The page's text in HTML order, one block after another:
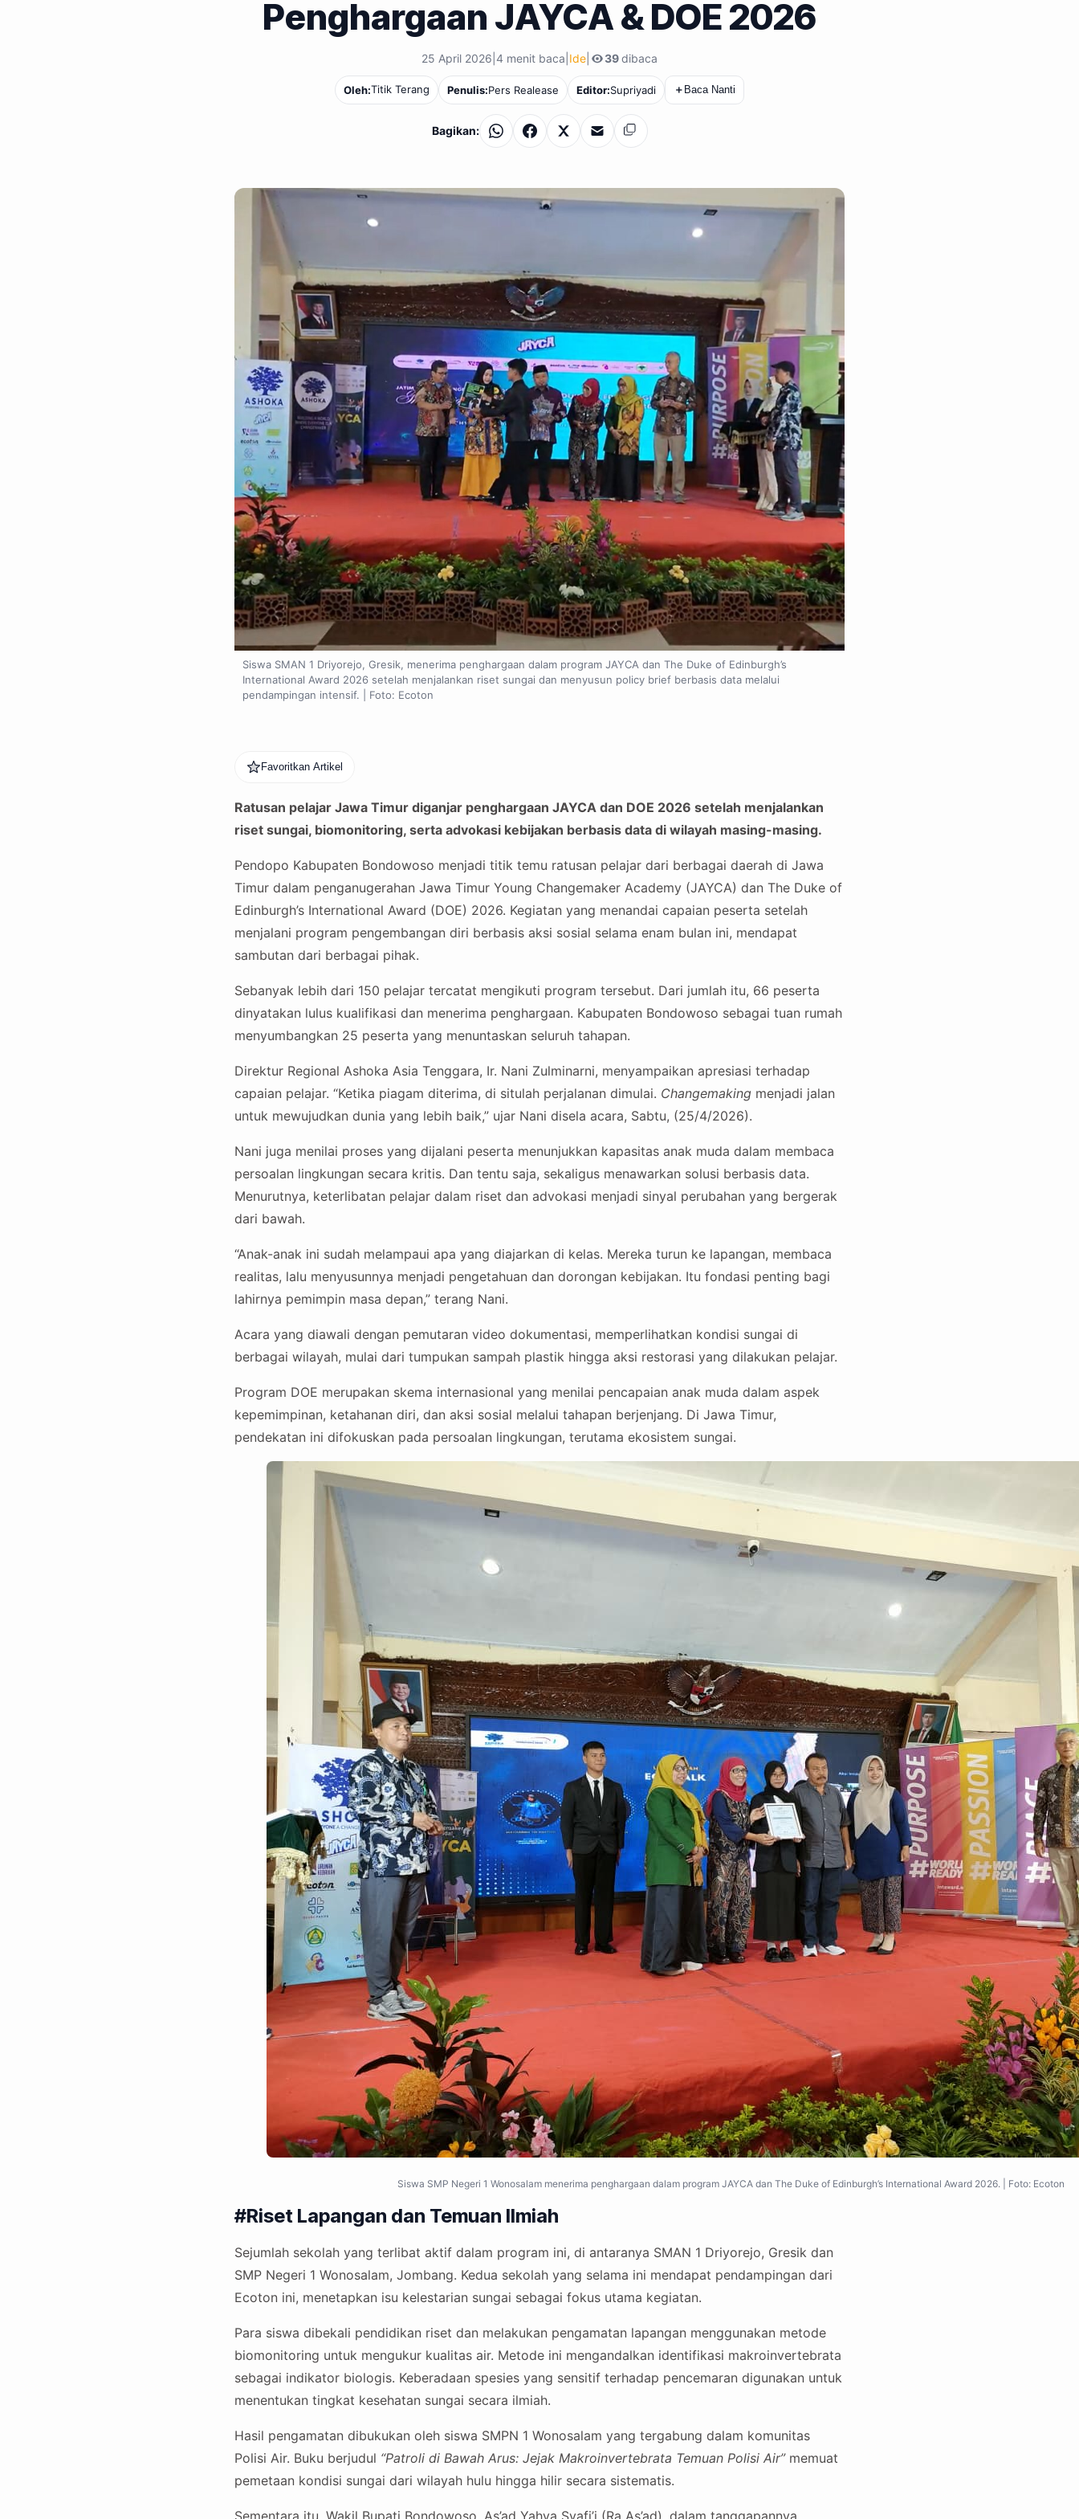
Penghargaan JAYCA & DOE 2026
25 April 2026 4 menit baca Ide| 39 dibaca
Oleh:Titik Terang Penulis:Pers Realease Editor:Supriyadi ＋ Baca Nanti
Bagikan: WhatsAppFacebook
X EmailSalin
Siswa SMAN 1 Driyorejo, Gresik, menerima penghargaan dalam program JAYCA dan The Duke of Edinburgh’s
International Award 2026 setelah menjalankan riset sungai dan menyusun policy brief berbasis data melalui
pendampingan intensif. | Foto: Ecoton
Favoritkan Artikel
Ratusan pelajar Jawa Timur diganjar penghargaan JAYCA dan DOE 2026 setelah menjalankan
riset sungai, biomonitoring, serta advokasi kebijakan berbasis data di wilayah masing-masing.
Pendopo Kabupaten Bondowoso menjadi titik temu ratusan pelajar dari berbagai daerah di Jawa
Timur dalam penganugerahan Jawa Timur Young Changemaker Academy (JAYCA) dan The Duke of
Edinburgh’s International Award (DOE) 2026. Kegiatan yang menandai capaian peserta setelah
menjalani program pengembangan diri berbasis aksi sosial selama enam bulan ini, mendapat
sambutan dari berbagai pihak.
Sebanyak lebih dari 150 pelajar tercatat mengikuti program tersebut. Dari jumlah itu, 66 peserta
dinyatakan lulus kualifikasi dan menerima penghargaan. Kabupaten Bondowoso sebagai tuan rumah
menyumbangkan 25 peserta yang menuntaskan seluruh tahapan.
Direktur Regional Ashoka Asia Tenggara, Ir. Nani Zulminarni, menyampaikan apresiasi terhadap
capaian pelajar. “Ketika piagam diterima, di situlah perjalanan dimulai. Changemaking menjadi jalan
untuk mewujudkan dunia yang lebih baik,” ujar Nani disela acara, Sabtu, (25/4/2026).
Nani juga menilai proses yang dijalani peserta menunjukkan kapasitas anak muda dalam membaca
persoalan lingkungan secara kritis. Dan tentu saja, sekaligus menawarkan solusi berbasis data.
Menurutnya, keterlibatan pelajar dalam riset dan advokasi menjadi sinyal perubahan yang bergerak
dari bawah.
“Anak-anak ini sudah melampaui apa yang diajarkan di kelas. Mereka turun ke lapangan, membaca
realitas, lalu menyusunnya menjadi pengetahuan dan dorongan kebijakan. Itu fondasi penting bagi
lahirnya pemimpin masa depan,” terang Nani.
Acara yang diawali dengan pemutaran video dokumentasi, memperlihatkan kondisi sungai di
berbagai wilayah, mulai dari tumpukan sampah plastik hingga aksi restorasi yang dilakukan pelajar.
Program DOE merupakan skema internasional yang menilai pencapaian anak muda dalam aspek
kepemimpinan, ketahanan diri, dan aksi sosial melalui tahapan berjenjang. Di Jawa Timur,
pendekatan ini difokuskan pada persoalan lingkungan, terutama ekosistem sungai.
Siswa SMP Negeri 1 Wonosalam menerima penghargaan dalam program JAYCA dan The Duke of Edinburgh’s International Award 2026. | Foto: Ecoton
#Riset Lapangan dan Temuan Ilmiah
Sejumlah sekolah yang terlibat aktif dalam program ini, di antaranya SMAN 1 Driyorejo, Gresik dan
SMP Negeri 1 Wonosalam, Jombang. Kedua sekolah yang selama ini mendapat pendampingan dari
Ecoton ini, menetapkan isu kelestarian sungai sebagai fokus utama kegiatan.
Para siswa dibekali pendidikan riset dan melakukan pengamatan lapangan menggunakan metode
biomonitoring untuk mengukur kualitas air. Metode ini mengandalkan identifikasi makroinvertebrata
sebagai indikator biologis. Keberadaan spesies yang sensitif terhadap pencemaran digunakan untuk
menentukan tingkat kesehatan sungai secara ilmiah.
Hasil pengamatan dibukukan oleh siswa SMPN 1 Wonosalam yang tergabung dalam komunitas
Polisi Air. Buku berjudul “Patroli di Bawah Arus: Jejak Makroinvertebrata Temuan Polisi Air”memuat
pemetaan kondisi sungai dari wilayah hulu hingga hilir secara sistematis.
Sementara itu, Wakil Bupati Bondowoso, As’ad Yahya Syafi’i (Ra As’ad), dalam tanggapannya